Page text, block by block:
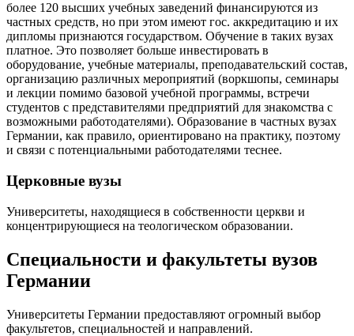
более 120 высших учебных заведений финансируются из
частных средств, но при этом имеют гос. аккредитацию и их
дипломы признаются государством. Обучение в таких вузах
платное. Это позволяет больше инвестировать в
оборудование, учебные материалы, преподавательский состав,
организацию различных мероприятий (воркшопы, семинары
и лекции помимо базовой учебной программы, встречи
студентов с представителями предприятий для знакомства с
возможными работодателями). Образование в частных вузах
Германии, как правило, ориентировано на практику, поэтому
и связи с потенциальными работодателями теснее.
Церковные вузы
Университеты, находящиеся в собственности церкви и
концентрирующиеся на теологическом образовании.
Специальности и факультеты вузов
Германии
Университеты Германии предоставляют огромный выбор
факультетов, специальностей и направлений.